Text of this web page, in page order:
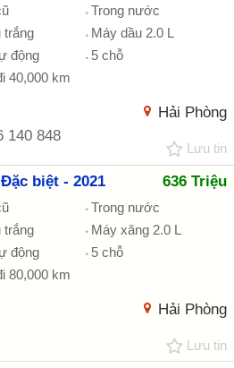
Trong nước
trắng
Máy dầu 2.0 L
động
5 chỗ
40,000 km
Hải Phòng
140 848
Lưu tin
biệt - 2021 636 Triệu
Trong nước
trắng
Máy xăng 2.0 L
động
5 chỗ
80,000 km
Hải Phòng
Lưu tin